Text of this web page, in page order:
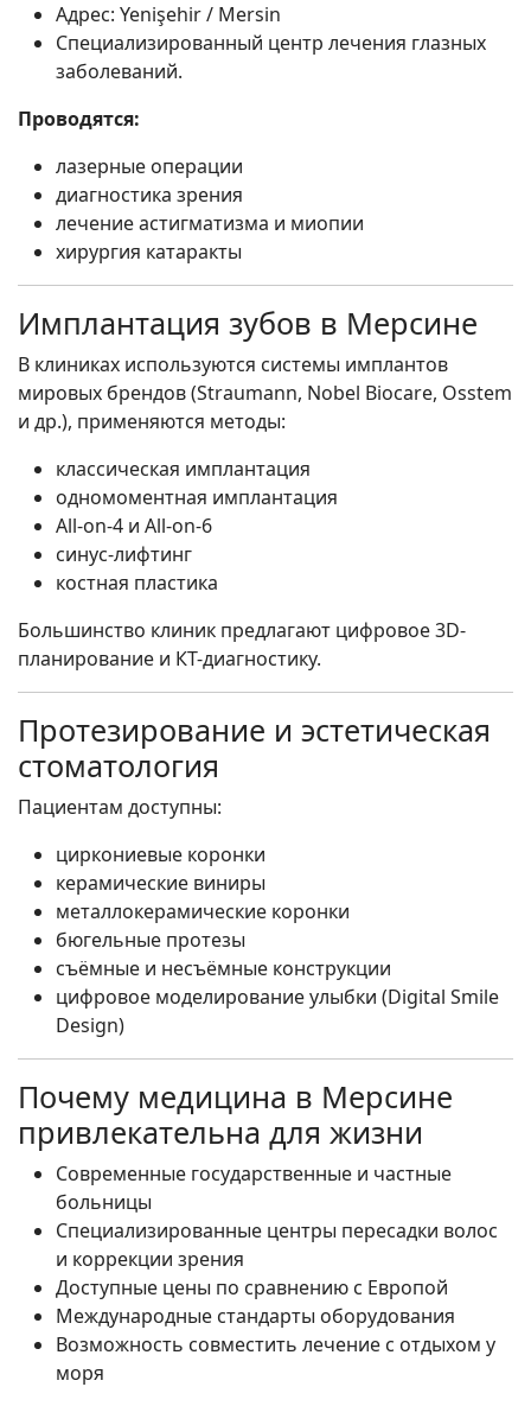
Адрес: Yenişehir / Mersin
Специализированный центр лечения глазных
заболеваний.
Проводятся:
лазерные операции
диагностика зрения
лечение астигматизма и миопии
хирургия катаракты
Имплантация зубов в Мерсине
В клиниках используются системы имплантов
мировых брендов (Straumann, Nobel Biocare, Osstem
и др.), применяются методы:
классическая имплантация
одномоментная имплантация
All-on-4 и All-on-6
синус-лифтинг
костная пластика
Большинство клиник предлагают цифровое 3D-
планирование и КТ-диагностику.
Протезирование и эстетическая
стоматология
Пациентам доступны:
циркониевые коронки
керамические виниры
металлокерамические коронки
бюгельные протезы
съёмные и несъёмные конструкции
цифровое моделирование улыбки (Digital Smile
Design)
Почему медицина в Мерсине
привлекательна для жизни
Современные государственные и частные
больницы
Специализированные центры пересадки волос
и коррекции зрения
Доступные цены по сравнению с Европой
Международные стандарты оборудования
Возможность совместить лечение с отдыхом у
моря